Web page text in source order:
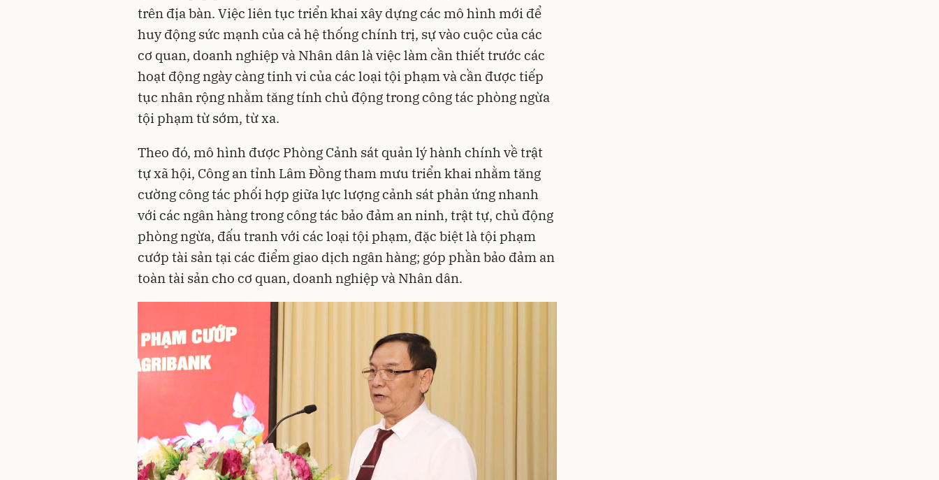
trên địa bàn. Việc liên tục triển khai xây dựng các mô hình mới để
huy động sức mạnh của cả hệ thống chính trị, sự vào cuộc của các
cơ quan, doanh nghiệp và Nhân dân là việc làm cần thiết trước các
hoạt động ngày càng tinh vi của các loại tội phạm và cần được tiếp
tục nhân rộng nhằm tăng tính chủ động trong công tác phòng ngừa
tội phạm từ sớm, từ xa.
Theo đó, mô hình được Phòng Cảnh sát quản lý hành chính về trật
tự xã hội, Công an tỉnh Lâm Đồng tham mưu triển khai nhằm tăng
cường công tác phối hợp giữa lực lượng cảnh sát phản ứng nhanh
với các ngân hàng trong công tác bảo đảm an ninh, trật tự, chủ động
phòng ngừa, đấu tranh với các loại tội phạm, đặc biệt là tội phạm
cướp tài sản tại các điểm giao dịch ngân hàng; góp phần bảo đảm an
toàn tài sản cho cơ quan, doanh nghiệp và Nhân dân.